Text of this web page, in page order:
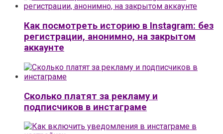
Как посмотреть историю в Instagram: без
регистрации, анонимно, на закрытом
аккаунте
Сколько платят за рекламу и
подписчиков в инстаграме